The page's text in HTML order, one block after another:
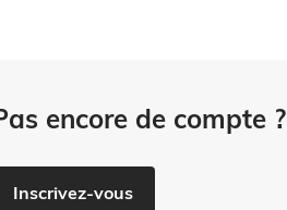
encore de compte ?
Inscrivez-vous